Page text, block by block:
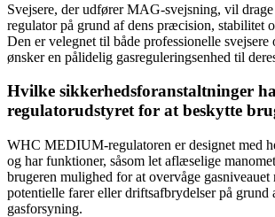
Svejsere, der udfører MAG-svejsning, vil
regulator på grund af dens præcision, stabilitet
Den er velegnet til både professionelle svejsere
ønsker en pålidelig gasreguleringsenhed til
Hvilke sikkerhedsforanstaltninger
regulatorudstyret for at beskytte
WHC MEDIUM-regulatoren er designet med
og har funktioner, såsom let aflæselige
brugeren mulighed for at overvåge gasniveauet
potentielle farer eller driftsafbrydelser på
gasforsyning.